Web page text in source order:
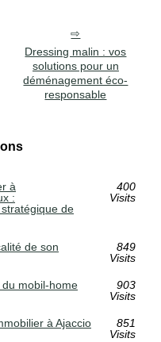
Dressing malin : vos
solutions pour un
déménagement éco-
responsable
à
:
de
400
Visits
de son
849
Visits
mobil-home
903
Visits
à Ajaccio
851
Visits